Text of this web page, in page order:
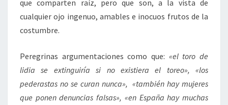
que comparten raíz, pero que son, a la vista de
cualquier ojo ingenuo, amables e inocuos frutos de la
costumbre.
Peregrinas argumentaciones como que: «el toro de
lidia se extinguiría si no existiera el toreo», «los
pederastas no se curan nunca», «también hay mujeres
que ponen denuncias falsas», «en España hay muchas